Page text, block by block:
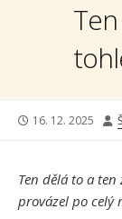
PUBLISHED
16. 12. 2025
Ten dělá to a
provázel po celý